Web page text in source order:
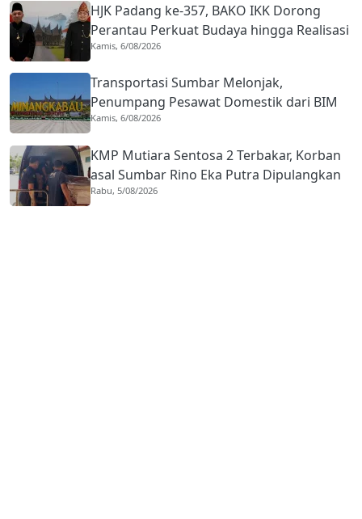
HJK Padang ke-357, BAKO IKK Dorong
Perantau Perkuat Budaya hingga Realisasi
Kota Gastronomi
Kamis, 6/08/2026
Transportasi Sumbar Melonjak,
Penumpang Pesawat Domestik dari BIM
Naik Hampir 33 Persen
Kamis, 6/08/2026
KMP Mutiara Sentosa 2 Terbakar, Korban
asal Sumbar Rino Eka Putra Dipulangkan
ke Agam
Rabu, 5/08/2026